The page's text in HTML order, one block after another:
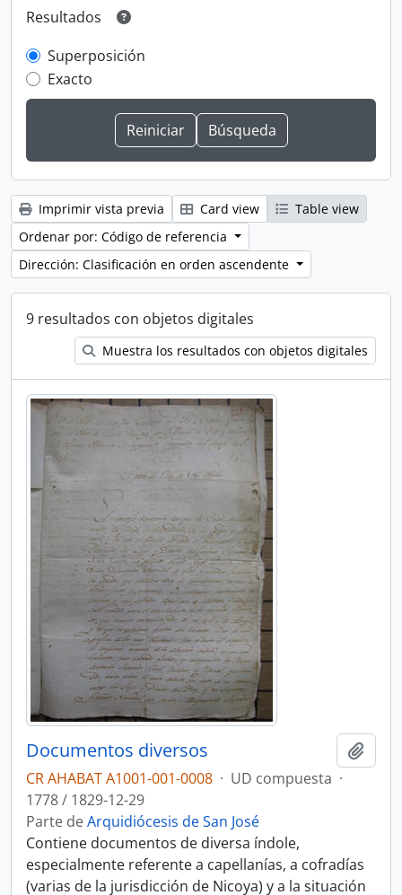
Resultados
Superposición
Exacto
Imprimir vista previa Card view
Table view
Ordenar por: Código de referencia
Dirección: Clasificación en orden ascendente
9 resultados con objetos digitales
Muestra los resultados con objetos digitales
Documentos diversos
CR AHABAT A1001-001-0008 · UD compuesta ·
1778 / 1829-12-29
Parte deArquidiócesis de San José
Contiene documentos de diversa índole,
especialmente referente a capellanías, a cofradías
(varias de la jurisdicción de Nicoya) y a la situación